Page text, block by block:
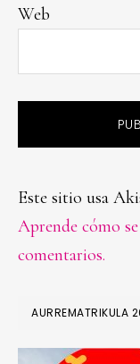
Web
Este sitio usa
Aprende cómo
comentarios.
PRIMARY
SIDEBAR